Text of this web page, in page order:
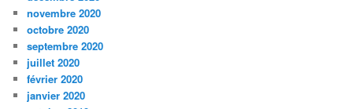
novembre 2020
octobre 2020
septembre 2020
juillet 2020
février 2020
janvier 2020